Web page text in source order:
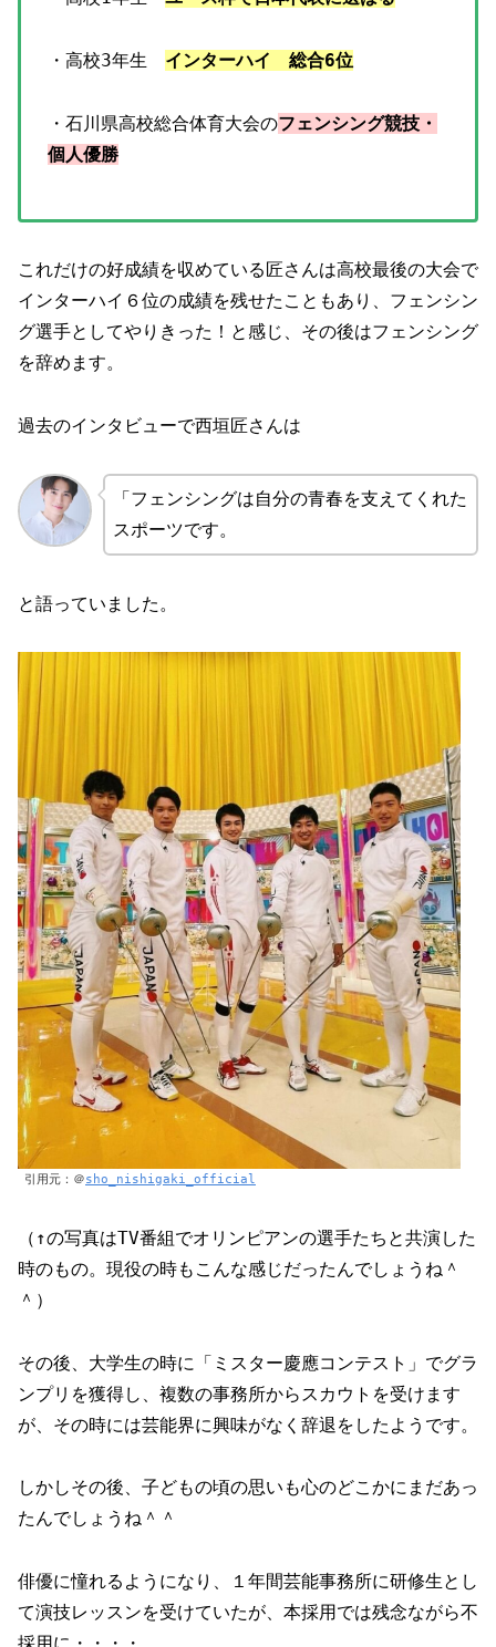
・高校3年生 インターハイ 総合6位
・石川県高校総合体育大会のフェンシング競技・
個人優勝
これだけの好成績を収めている匠さんは高校最後の大会で
インターハイ６位の成績を残せたこともあり、フェンシン
グ選手としてやりきった！と感じ、その後はフェンシング
を辞めます。
過去のインタビューで西垣匠さんは
「フェンシングは自分の青春を支えてくれた
スポーツです。
と語っていました。
引用元：＠sho_nishigaki_official
（↑の写真はTV番組でオリンピアンの選手たちと共演した
時のもの。現役の時もこんな感じだったんでしょうね＾
＾）
その後、大学生の時に「ミスター慶應コンテスト」でグラ
ンプリを獲得し、複数の事務所からスカウトを受けます
が、その時には芸能界に興味がなく辞退をしたようです。
しかしその後、子どもの頃の思いも心のどこかにまだあっ
たんでしょうね＾＾
俳優に憧れるようになり、１年間芸能事務所に研修生とし
て演技レッスンを受けていたが、本採用では残念ながら不